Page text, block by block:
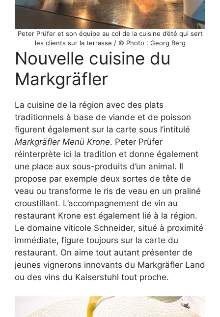
Peter Prüfer et son équipe au col de la cuisine d’été qui sert
les clients sur la terrasse / © Photo : Georg Berg
Nouvelle cuisine du
Markgräfler
La cuisine de la région avec des plats
traditionnels à base de viande et de poisson
figurent également sur la carte sous l’intitulé
Markgräfler Menü Krone. Peter Prüfer
réinterprète ici la tradition et donne également
une place aux sous-produits d’un animal. Il
propose par exemple deux sortes de tête de
veau ou transforme le ris de veau en un praliné
croustillant. L’accompagnement de vin au
restaurant Krone est également lié à la région.
Le domaine viticole Schneider, situé à proximité
immédiate, figure toujours sur la carte du
restaurant. On aime tout autant présenter de
jeunes vignerons innovants du Markgräfler Land
ou des vins du Kaiserstuhl tout proche.